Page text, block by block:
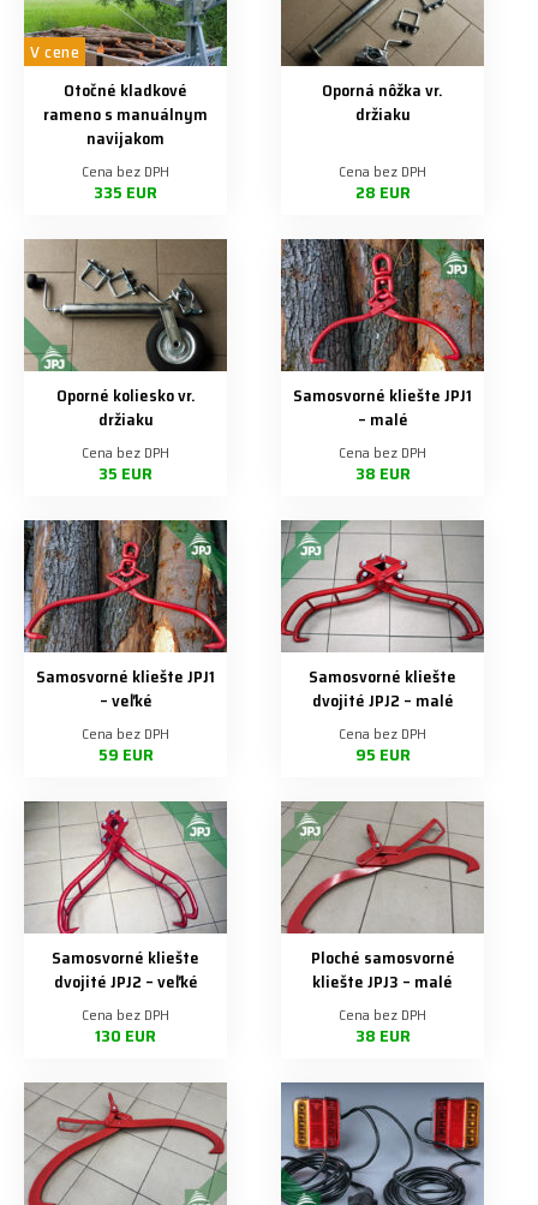
V cene
Otočné kladkové
rameno s manuálnym
navijakom
Cena bez DPH
335 EUR
Oporná nôžka vr.
držiaku
Cena bez DPH
28 EUR
Oporné koliesko vr.
držiaku
Cena bez DPH
35 EUR
Samosvorné kliešte JPJ1
– malé
Cena bez DPH
38 EUR
Samosvorné kliešte JPJ1
– veľké
Cena bez DPH
59 EUR
Samosvorné kliešte
dvojité JPJ2 – malé
Cena bez DPH
95 EUR
Samosvorné kliešte
dvojité JPJ2 – veľké
Cena bez DPH
130 EUR
Ploché samosvorné
kliešte JPJ3 – malé
Cena bez DPH
38 EUR